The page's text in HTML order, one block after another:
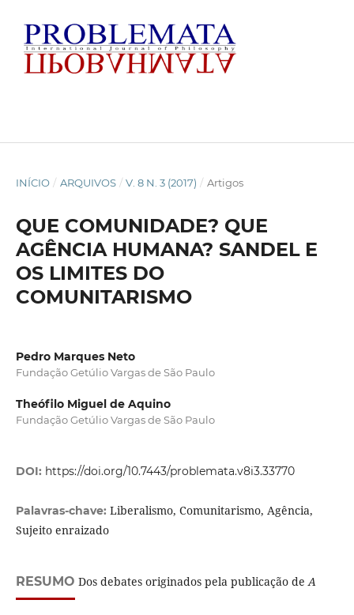
INÍCIO / ARQUIVOS / V. 8 N. 3 (2017) / Artigos
QUE COMUNIDADE? QUE
AGÊNCIA HUMANA? SANDEL E
OS LIMITES DO
COMUNITARISMO
Pedro Marques Neto
Fundação Getúlio Vargas de São Paulo
Theófilo Miguel de Aquino
Fundação Getúlio Vargas de São Paulo
DOI: https://doi.org/10.7443/problemata.v8i3.33770
Palavras-chave: Liberalismo, Comunitarismo, Agência,
Sujeito enraizado
RESUMO Dos debates originados pela publicação deA